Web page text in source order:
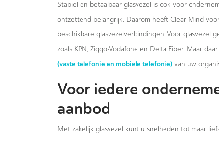
Stabiel en betaalbaar glasvezel is ook voor
ontzettend belangrijk. Daarom heeft Clear Mind
beschikbare glasvezelverbindingen. Voor glasvezel
zoals KPN, Ziggo-Vodafone en Delta Fiber. Maar
(vaste telefonie en mobiele telefonie) van uw
Voor iedere
aanbod
Met zakelijk glasvezel kunt u snelheden tot maar